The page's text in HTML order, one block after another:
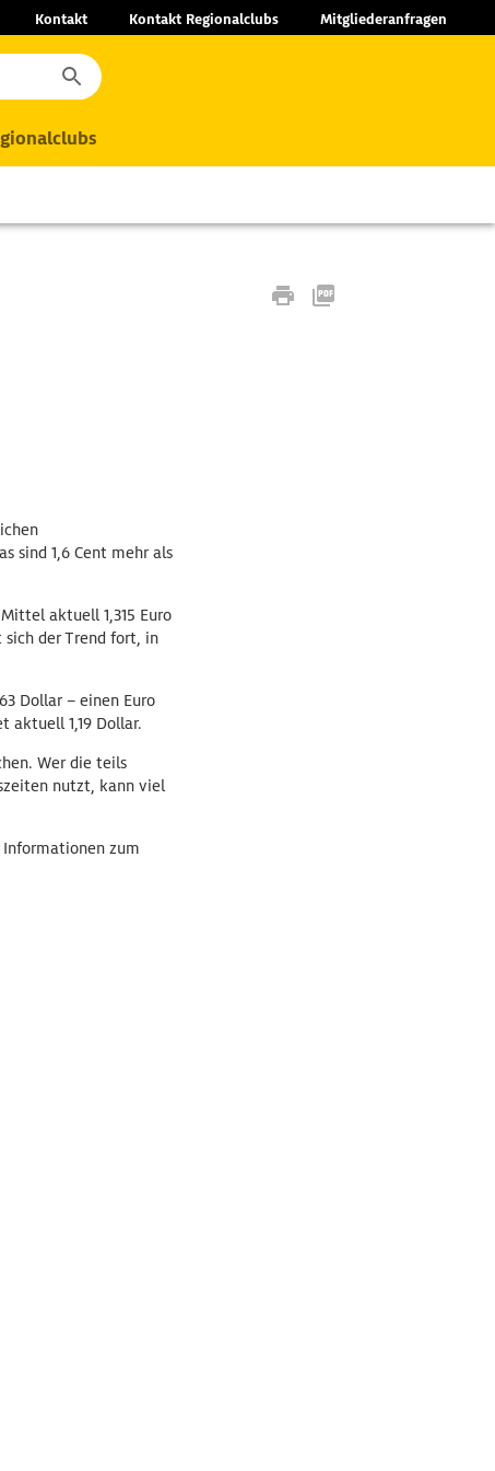
Kontakt Kontakt Regionalclubs Mitgliederanfragen
sind 1,6 Cent mehr als
aktuell 1,315 Euro
sich der Trend fort, in
Dollar – einen Euro
aktuell 1,19 Dollar.
Wer die teils
nutzt, kann viel
Informationen zum